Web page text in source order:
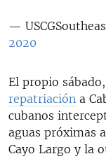
—
2020
El propio
repatriación a
cubanos
aguas próximas
Cayo Largo y la